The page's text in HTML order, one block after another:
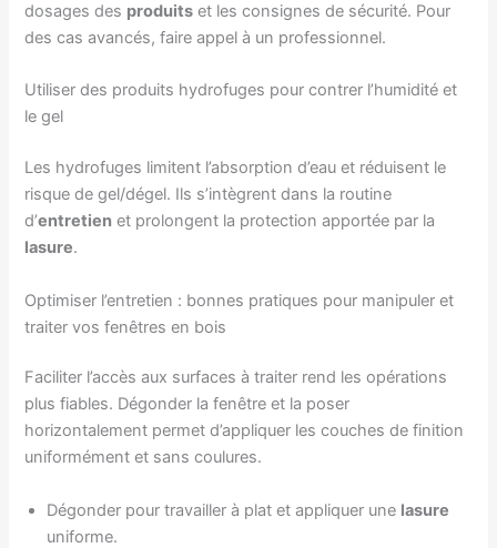
dosages des produits et les consignes de sécurité. Pour
des cas avancés, faire appel à un professionnel.
Utiliser des produits hydrofuges pour contrer l’humidité et
le gel
Les hydrofuges limitent l’absorption d’eau et réduisent le
risque de gel/dégel. Ils s’intègrent dans la routine
d’entretien et prolongent la protection apportée par la
lasure.
Optimiser l’entretien : bonnes pratiques pour manipuler et
traiter vos fenêtres en bois
Faciliter l’accès aux surfaces à traiter rend les opérations
plus fiables. Dégonder la fenêtre et la poser
horizontalement permet d’appliquer les couches de finition
uniformément et sans coulures.
Dégonder pour travailler à plat et appliquer une lasure
uniforme.